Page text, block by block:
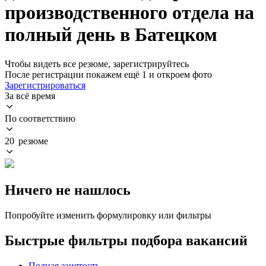
производственного отдела на
полный день в Батецком
Чтобы видеть все резюме, зарегистрируйтесь
После регистрации покажем ещё 1 и откроем фото
Зарегистрироваться
За всё время
По соответствию
20 резюме
Ничего не нашлось
Попробуйте изменить формулировку или фильтры
Быстрые фильтры подбора вакансий